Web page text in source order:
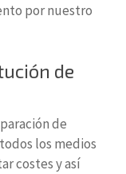
por nuestro
de
de
los medios
costes y así